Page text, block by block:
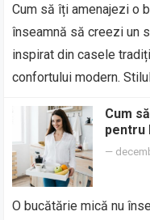
Cum să îți amenajezi o
înseamnă să creezi un
inspirat din casele
confortului modern.
Cum
pentru
—
O bucătărie mică nu